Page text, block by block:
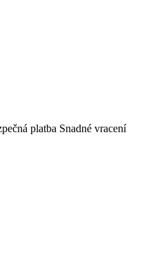
platba Snadné vracení